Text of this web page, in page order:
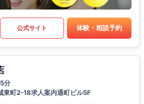
公式サイト 体験・相談予約
分
東町2-18求人案内通町ビル5F